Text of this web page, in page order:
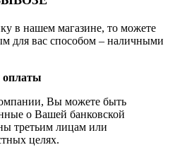
в нашем магазине, то можете
для вас способом – наличными
оплаты
Вы можете быть
о Вашей банковской
третьим лицам или
целях.